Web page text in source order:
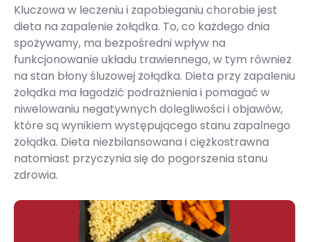
Kluczowa w leczeniu i zapobieganiu chorobie jest
dieta na zapalenie żołądka. To, co każdego dnia
spożywamy, ma bezpośredni wpływ na
funkcjonowanie układu trawiennego, w tym również
na stan błony śluzowej żołądka. Dieta przy zapaleniu
żołądka ma łagodzić podrażnienia i pomagać w
niwelowaniu negatywnych dolegliwości i objawów,
które są wynikiem występującego stanu zapalnego
żołądka. Dieta niezbilansowana i ciężkostrawna
natomiast przyczynia się do pogorszenia stanu
zdrowia.